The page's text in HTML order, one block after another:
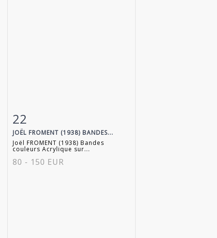
Fiche détaillée
22
JOËL FROMENT (1938) BANDES...
Joël FROMENT (1938) Bandes
couleurs Acrylique sur...
80 - 150 EUR